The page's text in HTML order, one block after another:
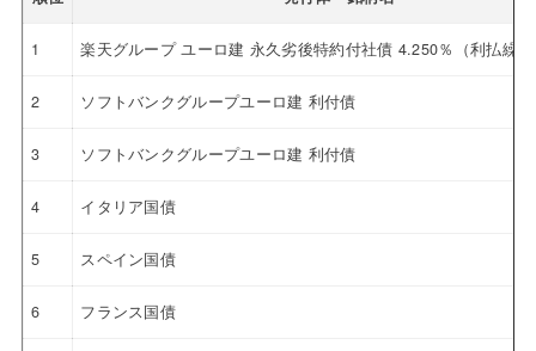
1 楽天グループ ユーロ建 永久劣後特約付社債 4.250％（利払繰
2 ソフトバンクグループユーロ建 利付債
3 ソフトバンクグループユーロ建 利付債
4 イタリア国債
5 スペイン国債
6 フランス国債